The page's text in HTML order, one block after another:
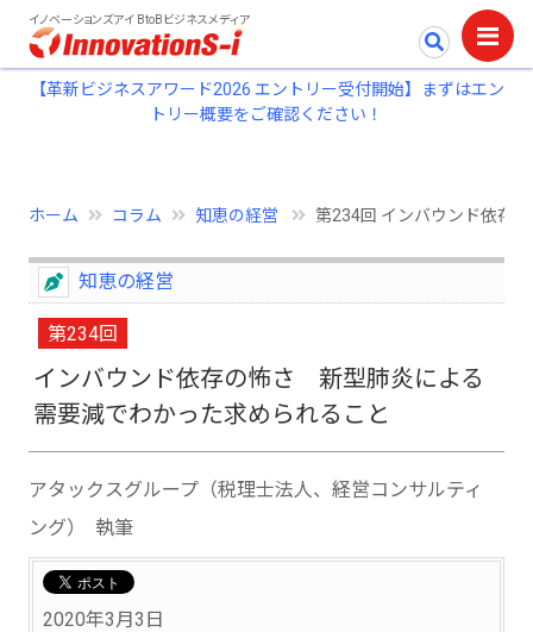
イノベーションズアイ BtoBビジネスメディア
【革新ビジネスアワード2026 エントリー受付開始】まずはエン
トリー概要をご確認ください！
ホーム コラム 知恵の経営 第234回 インバウンド依存
知恵の経営
第234回
インバウンド依存の怖さ 新型肺炎による
需要減でわかった求められること
アタックスグループ（税理士法人、経営コンサルティ
ング） 執筆
2020年3月3日